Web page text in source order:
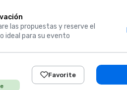
las propuestas y reserve el
ideal para su evento
Favorite